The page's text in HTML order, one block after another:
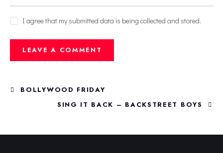
I agree that my submitted data is being collected and stored.
BOLLYWOOD FRIDAY
SING IT BACK – BACKSTREET BOYS